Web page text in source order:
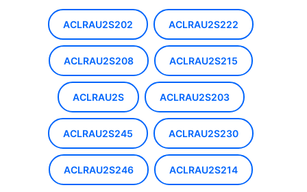
ACLRAU2S202 ACLRAU2S222
ACLRAU2S208 ACLRAU2S215
ACLRAU2S ACLRAU2S203
ACLRAU2S245 ACLRAU2S230
ACLRAU2S246 ACLRAU2S214